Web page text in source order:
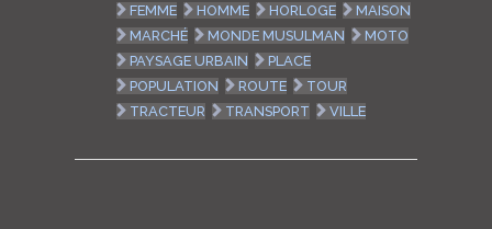
FEMME
HOMME HORLOGE
MAISON
MARCHÉ
MONDE MUSULMAN
MOTO
PAYSAGE URBAIN
PLACE
POPULATION
ROUTE
TOUR
TRACTEUR
TRANSPORT VILLE